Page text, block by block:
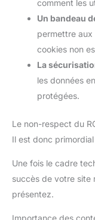
comment les
Un bandeau
permettre aux
cookies non
La
les données
protégées.
Le non-respect du
Il est donc
Une fois le cadre
succès de votre site
présentez.
Importance des